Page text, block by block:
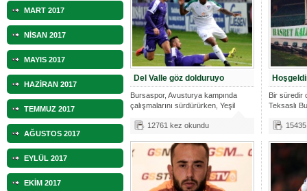
MART 2017
NİSAN 2017
MAYIS 2017
HAZİRAN 2017
TEMMUZ 2017
AĞUSTOS 2017
EYLÜL 2017
EKİM 2017
Del Valle göz dolduruyo
Bursaspor, Avusturya kampında
çalışmalarını sürdürürken, Yeşil
12761 kez okundu
Bir süredir
Teksaslı